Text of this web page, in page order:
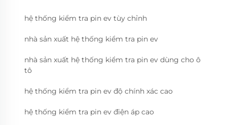
hệ thống kiểm tra pin ev tùy chỉnh
nhà sản xuất hệ thống kiểm tra pin ev
nhà sản xuất hệ thống kiểm tra pin ev dùng cho ô
tô
hệ thống kiểm tra pin ev độ chính xác cao
hệ thống kiểm tra pin ev điện áp cao